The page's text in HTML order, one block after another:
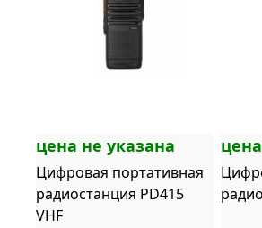
цена не указана
Цифровая портативная
радиостанция PD415
VHF